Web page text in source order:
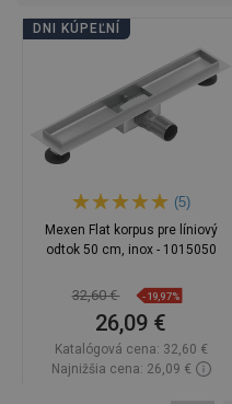
DNI KÚPEĽNÍ
(5)
Mexen Flat korpus pre líniový
odtok 50 cm, inox - 1015050
32,60 € -19,97%
26,09 €
Katalógová cena: 32,60 €
Najnižšia cena: 26,09 €